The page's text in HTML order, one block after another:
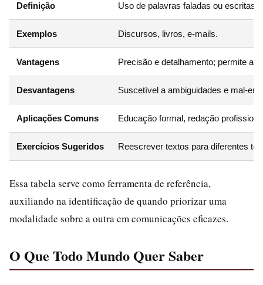
Definição Uso de palavras faladas ou escritas
Exemplos Discursos, livros, e-mails.
Vantagens Precisão e detalhamento; permite
Desvantagens Suscetível a ambiguidades e mal-
Aplicações Comuns Educação formal, redação
Exercícios Sugeridos Reescrever textos para diferentes
Essa tabela serve como ferramenta de referência,
auxiliando na identificação de quando priorizar uma
modalidade sobre a outra em comunicações eficazes.
O Que Todo Mundo Quer Saber